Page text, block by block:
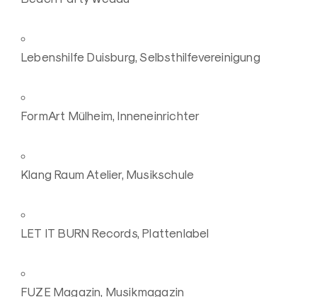
Lebenshilfe Duisburg, Selbsthilfevereinigung
FormArt Mülheim, Inneneinrichter
Klang Raum Atelier, Musikschule
LET IT BURN Records, Plattenlabel
FUZE Magazin, Musikmagazin